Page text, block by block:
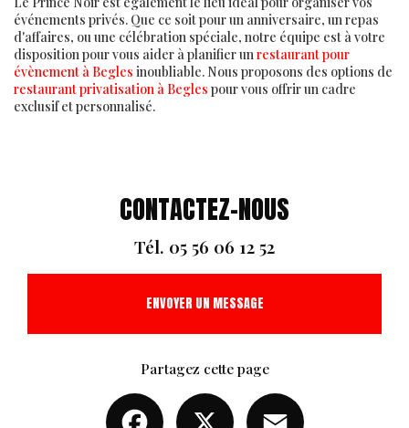
événements privés. Que ce soit pour un anniversaire, un repas
d'affaires, ou une célébration spéciale, notre équipe est à votre
disposition pour vous aider à planifier unrestaurant pour
évènement à Begles inoubliable. Nous proposons des options de
restaurant privatisation à Begles pour vous offrir un cadre
exclusif et personnalisé.
CONTACTEZ-NOUS
Tél. 05 56 06 12 52
ENVOYER UN MESSAGE
Partagez cette page
Facebook